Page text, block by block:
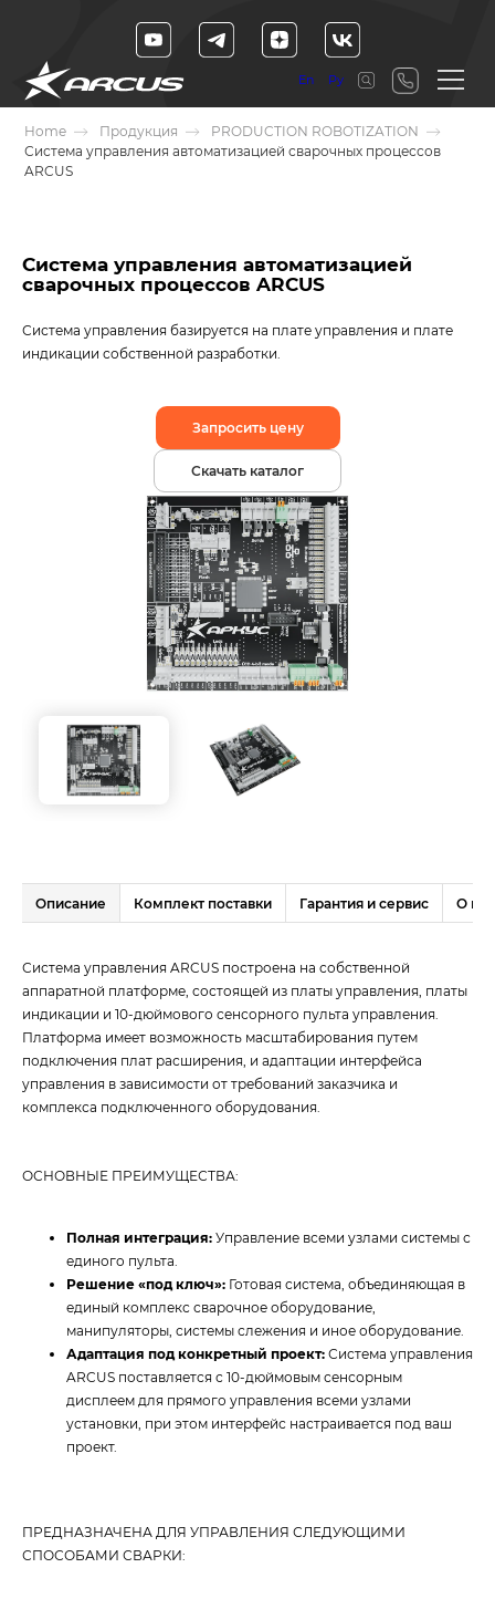
En Ру
Home Продукция
PRODUCTION ROBOTIZATION
Система управления автоматизацией сварочных процессов
ARCUS
Система управления автоматизацией
сварочных процессов ARCUS
Система управления базируется на плате управления и плате
индикации собственной разработки.
Запросить цену
Скачать каталог
Описание Комплект поставки Гарантия и сервис О нас
Система управления ARCUS построена на собственной
аппаратной платформе, состоящей из платы управления, платы
индикации и 10-дюймового сенсорного пульта управления.
Платформа имеет возможность масштабирования путем
подключения плат расширения, и адаптации интерфейса
управления в зависимости от требований заказчика и
комплекса подключенного оборудования.
ОСНОВНЫЕ ПРЕИМУЩЕСТВА:
Полная интеграция: Управление всеми узлами системы с
единого пульта.
Решение «под ключ»: Готовая система, объединяющая в
единый комплекс сварочное оборудование,
манипуляторы, системы слежения и иное оборудование.
Адаптация под конкретный проект: Система управления
ARCUS поставляется с 10-дюймовым сенсорным
дисплеем для прямого управления всеми узлами
установки, при этом интерфейс настраивается под ваш
проект.
ПРЕДНАЗНАЧЕНА ДЛЯ УПРАВЛЕНИЯ СЛЕДУЮЩИМИ
СПОСОБАМИ СВАРКИ: